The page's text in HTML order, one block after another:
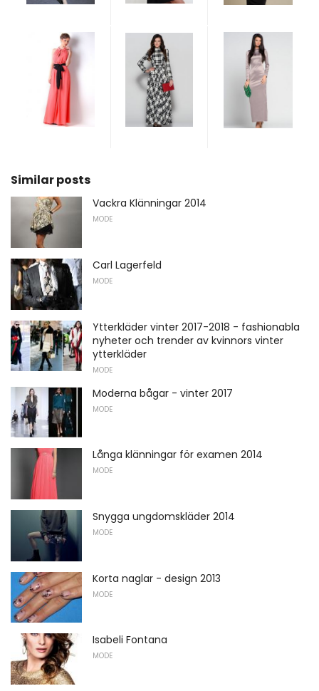
Similar posts
Vackra Klänningar 2014
MODE
Carl Lagerfeld
MODE
Ytterkläder vinter 2017-2018 - fashionabla
nyheter och trender av kvinnors vinter
ytterkläder
MODE
Moderna bågar - vinter 2017
MODE
Långa klänningar för examen 2014
MODE
Snygga ungdomskläder 2014
MODE
Korta naglar - design 2013
MODE
Isabeli Fontana
MODE